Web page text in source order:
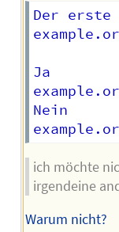
Der
Ja
Nein
ich möchte
irgendeine
Warum nicht?